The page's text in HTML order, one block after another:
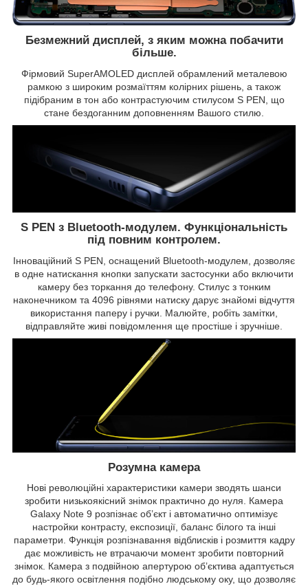
Безмежний дисплей, з яким можна побачити
більше.
Фірмовий SuperAMOLED дисплей обрамлений металевою
рамкою з широким розмаїттям колірних рішень, а також
підібраним в тон або контрастуючим стилусом S PEN, що
стане бездоганним доповненням Вашого стилю.
S PEN з Bluetooth-модулем. Функціональність
під повним контролем.
Інноваційний S PEN, оснащений Bluetooth-модулем, дозволяє
в одне натискання кнопки запускати застосунки або включити
камеру без торкання до телефону. Стилус з тонким
наконечником та 4096 рівнями натиску дарує знайомі відчуття
використання паперу і ручки. Малюйте, робіть замітки,
відправляйте живі повідомлення ще простіше і зручніше.
Розумна камера
Нові революційні характеристики камери зводять шанси
зробити низькоякісний знімок практично до нуля. Камера
Galaxy Note 9 розпізнає об’єкт і автоматично оптимізує
настройки контрасту, експозиції, баланс білого та інші
параметри. Функція розпізнавання відблисків і розмиття кадру
дає можливість не втрачаючи момент зробити повторний
знімок. Камера з подвійною апертурою об’єктива адаптується
до будь-якого освітлення подібно людському оку, що дозволяє